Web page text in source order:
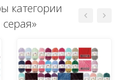
категории